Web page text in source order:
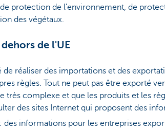
protection de l'environnement, de
des végétaux.
de l'UE
réaliser des importations et des
règles. Tout ne peut pas être exporté
très complexe et que les produits et les
des sites Internet qui proposent des
: des informations pour les entreprises